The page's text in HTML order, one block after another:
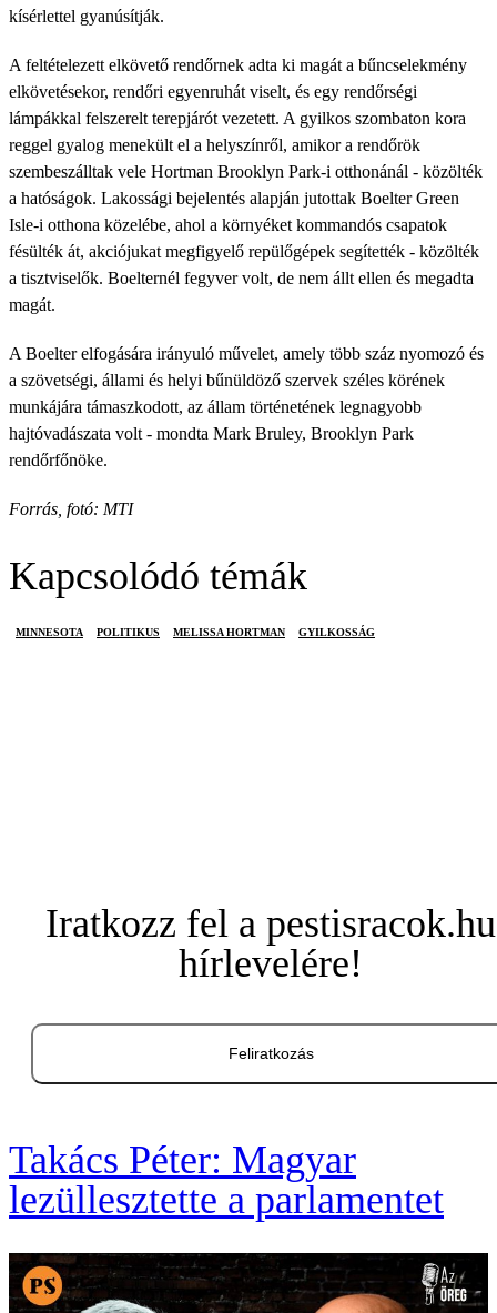
kísérlettel gyanúsítják.
A feltételezett elkövető rendőrnek adta ki magát a bűncselekmény
elkövetésekor, rendőri egyenruhát viselt, és egy rendőrségi
lámpákkal felszerelt terepjárót vezetett. A gyilkos szombaton kora
reggel gyalog menekült el a helyszínről, amikor a rendőrök
szembeszálltak vele Hortman Brooklyn Park-i otthonánál - közölték
a hatóságok. Lakossági bejelentés alapján jutottak Boelter Green
Isle-i otthona közelébe, ahol a környéket kommandós csapatok
fésülték át, akciójukat megfigyelő repülőgépek segítették - közölték
a tisztviselők. Boelternél fegyver volt, de nem állt ellen és megadta
magát.
A Boelter elfogására irányuló művelet, amely több száz nyomozó és
a szövetségi, állami és helyi bűnüldöző szervek széles körének
munkájára támaszkodott, az állam történetének legnagyobb
hajtóvadászata volt - mondta Mark Bruley, Brooklyn Park
rendőrfőnöke.
Forrás, fotó: MTI
Kapcsolódó témák
MINNESOTA POLITIKUS MELISSA HORTMAN GYILKOSSÁG
Iratkozz fel a pestisracok.hu
hírlevelére!
Feliratkozás
Takács Péter: Magyar
lezüllesztette a parlamentet